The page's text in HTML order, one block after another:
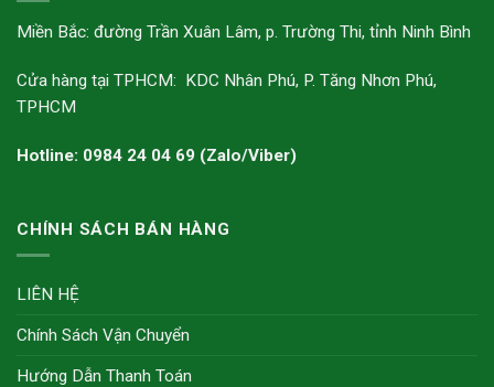
Miền Bắc: đường Trần Xuân Lâm, p. Trường Thi, tỉnh Ninh Bình
Cửa hàng tại TPHCM: KDC Nhân Phú, P. Tăng Nhơn Phú,
TPHCM
Hotline: 0984 24 04 69 (Zalo/Viber)
CHÍNH SÁCH BÁN HÀNG
LIÊN HỆ
Chính Sách Vận Chuyển
Hướng Dẫn Thanh Toán